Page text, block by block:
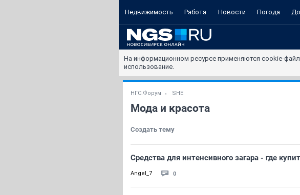
Недвижимость Работа Новости Погода
На информационном ресурсе применяются cookie-
использование.
НГС.Форум SHE
Мода и красота
Создать тему
Средства для интенсивного загара - где
Angel_7 0